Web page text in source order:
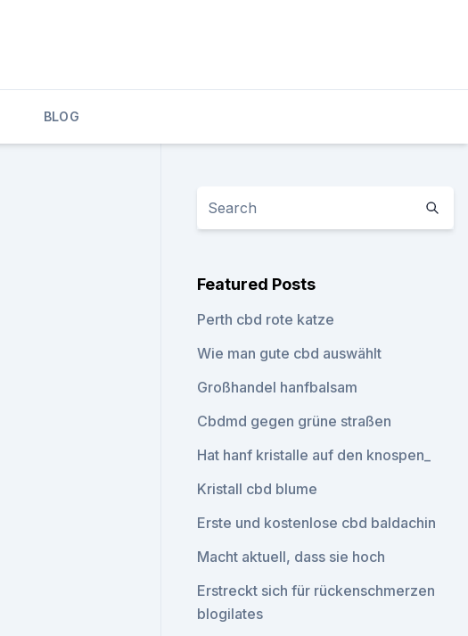
BLOG
Featured Posts
Perth cbd rote katze
Wie man gute cbd auswählt
Großhandel hanfbalsam
Cbdmd gegen grüne straßen
Hat hanf kristalle auf den knospen_
Kristall cbd blume
Erste und kostenlose cbd baldachin
Macht aktuell, dass sie hoch
Erstreckt sich für rückenschmerzen
blogilates